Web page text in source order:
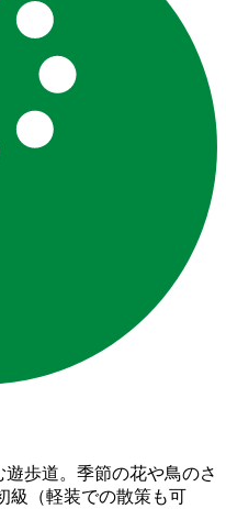
遊歩道。季節の花や鳥のさ
級（軽装での散策も可